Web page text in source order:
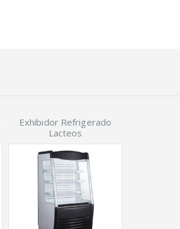
Exhibidor Refrigerado
Lacteos